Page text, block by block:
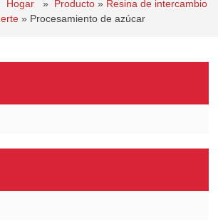
Hogar » Producto» Resina de intercambio
» Procesamiento de azúcar